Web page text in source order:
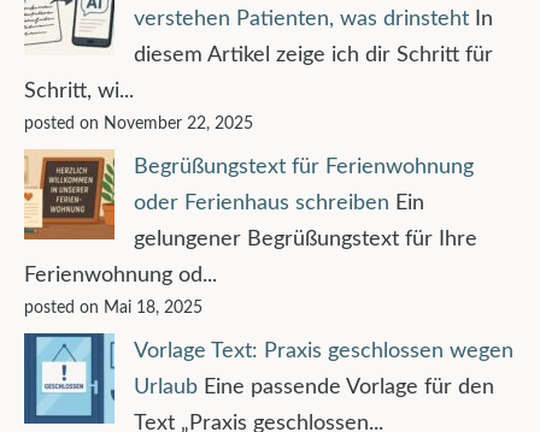
verstehen Patienten, was drinsteht
In
diesem Artikel zeige ich dir Schritt für
Schritt, wi...
posted on November 22, 2025
Begrüßungstext für Ferienwohnung
oder Ferienhaus schreiben Ein
gelungener Begrüßungstext für Ihre
Ferienwohnung od...
posted on Mai 18, 2025
Vorlage Text: Praxis geschlossen wegen
Urlaub Eine passende Vorlage für den
Text „Praxis geschlossen...